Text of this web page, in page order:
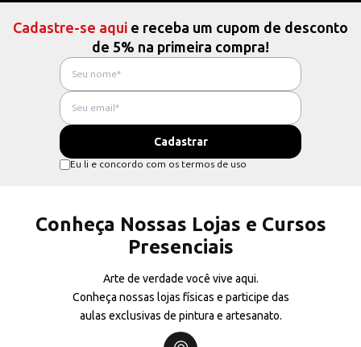
Cadastre-se aqui e receba um cupom de desconto
de 5% na primeira compra!
Eu li e concordo com os termos de uso
Conheça Nossas Lojas e Cursos
Presenciais
Arte de verdade você vive aqui.
Conheça nossas lojas físicas e participe das
aulas exclusivas de pintura e artesanato.